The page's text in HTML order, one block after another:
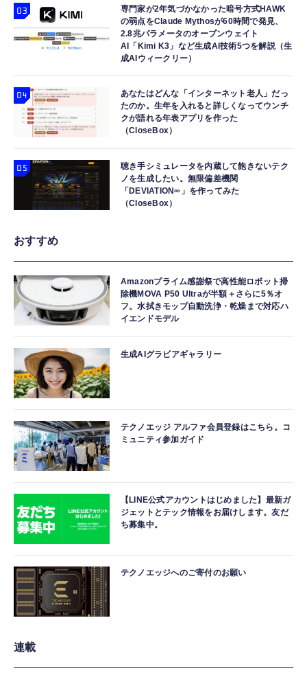
専門家が2年気づかなかった暗号方式HAWK
の弱点をClaude Mythosが60時間で発見、
2.8兆パラメータのオープンウェイト
AI「Kimi K3」など生成AI技術5つを解説（生
成AIウィークリー）
あなたはどんな「インターネット老人」だっ
たのか。生年を入れると詳しくなってウンチ
クが語れる年表アプリを作った
（CloseBox）
聴き手シミュレータを内蔵して飽きないテク
ノを生成したい。無限偏差機関
「DEVIATION∞」を作ってみた
（CloseBox）
おすすめ
Amazonプライム感謝祭で高性能ロボット掃
除機MOVA P50 Ultraが半額＋さらに5％オ
フ。水拭きモップ自動洗浄・乾燥まで対応ハ
イエンドモデル
生成AIグラビアギャラリー
テクノエッジ アルファ会員登録はこちら。コ
ミュニティ参加ガイド
【LINE公式アカウントはじめました】最新ガ
ジェットとテック情報をお届けします。友だ
ち募集中。
テクノエッジへのご寄付のお願い
連載